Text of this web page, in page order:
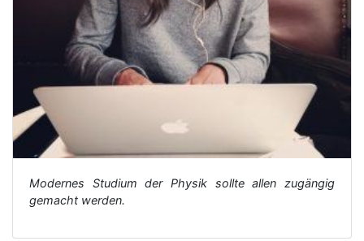
Modernes Studium der Physik sollte allen zugängig
gemacht werden.